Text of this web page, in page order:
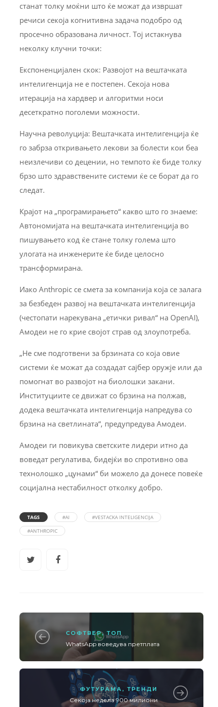
станат толку моќни што ќе можат да извршат
речиси секоја когнитивна задача подобро од
просечно образована личност. Тој истакнува
неколку клучни точки:
Експоненцијален скок: Развојот на вештачката
интелигенција не е постепен. Секоја нова
итерација на хардвер и алгоритми носи
десеткратно поголеми можности.
Научна револуција: Вештачката интелигенција ќе
го забрза откривањето лекови за болести кои беа
неизлечиви со децении, но темпото ќе биде толку
брзо што здравствените системи ќе се борат да го
следат.
Крајот на „програмирањето“ какво што го знаеме:
Автономијата на вештачката интелигенција во
пишувањето код ќе стане толку голема што
улогата на инженерите ќе биде целосно
трансформирана.
Иако Anthropic се смета за компанија која се залага
за безбеден развој на вештачката интелигенција
(честопати нарекувана „етички ривал“ на OpenAI),
Амодеи не го крие својот страв од злоупотреба.
„Не сме подготвени за брзината со која овие
системи ќе можат да создадат сајбер оружје или да
помогнат во развојот на биолошки закани.
Институциите се движат со брзина на полжав,
додека вештачката интелигенција напредува со
брзина на светлината“, предупредува Амодеи.
Амодеи ги повикува светските лидери итно да
воведат регулатива, бидејќи во спротивно ова
технолошко „цунами“ би можело да донесе повеќе
социјална нестабилност отколку добро.
TAGS #AI
#VESTACKA INTELIGENCIJA
#ANTHROPIC
СОФТВЕР, ТОП
WhatsApp воведува претплата
ФУТУРАМА , ТРЕНДИ
Секоја недела 900 милиони